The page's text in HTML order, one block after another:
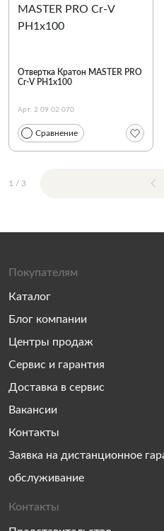
Отвертка Кратон MASTER PRO
Cr-V PH1х100
Арт. 2 09 02 070
Сравнение
1 / 3
Покупателям
Каталог
Блог компании
Центры продаж
Сервис и гарантия
Доставка в сервис
Вакансии
Контакты
Заявка на дистанционное
обслуживание
Контакты